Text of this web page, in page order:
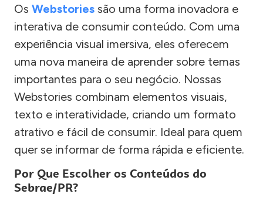
Os Webstories são uma forma inovadora e
interativa de consumir conteúdo. Com uma
experiência visual imersiva, eles oferecem
uma nova maneira de aprender sobre temas
importantes para o seu negócio. Nossas
Webstories combinam elementos visuais,
texto e interatividade, criando um formato
atrativo e fácil de consumir. Ideal para quem
quer se informar de forma rápida e eficiente.
Por Que Escolher os Conteúdos do
Sebrae/PR?